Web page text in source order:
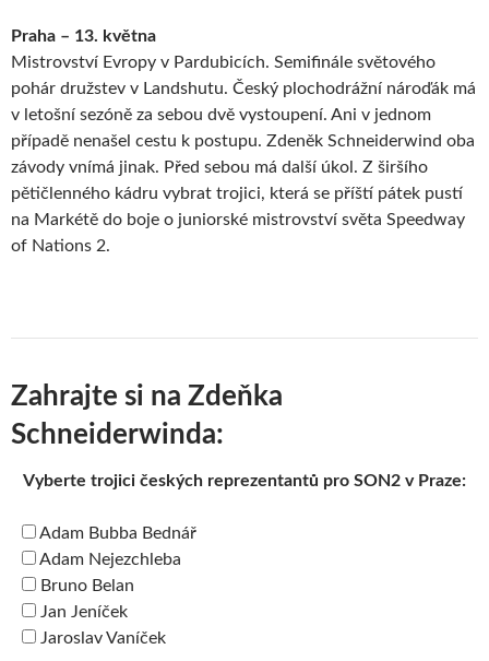
Praha – 13. května
Mistrovství Evropy v Pardubicích. Semifinále světového
pohár družstev v Landshutu. Český plochodrážní nároďák má
v letošní sezóně za sebou dvě vystoupení. Ani v jednom
případě nenašel cestu k postupu. Zdeněk Schneiderwind oba
závody vnímá jinak. Před sebou má další úkol. Z širšího
pětičlenného kádru vybrat trojici, která se příští pátek pustí
na Markétě do boje o juniorské mistrovství světa Speedway
of Nations 2.
Zahrajte si na Zdeňka
Schneiderwinda:
Vyberte trojici českých reprezentantů pro SON2 v Praze:
Adam Bubba Bednář
Adam Nejezchleba
Bruno Belan
Jan Jeníček
Jaroslav Vaníček